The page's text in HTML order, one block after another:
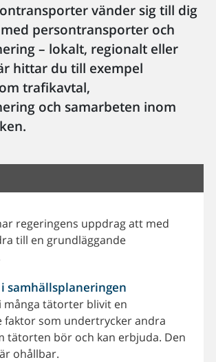
vänder sig till dig
persontransporter och
– lokalt, regionalt eller
hittar du till exempel
trafikavtal,
och samarbeten inom
regeringens uppdrag att med
till en grundläggande
samhällsplaneringen
många tätorter blivit en
faktor som undertrycker andra
tätorten bör och kan erbjuda. Den
ohållbar.